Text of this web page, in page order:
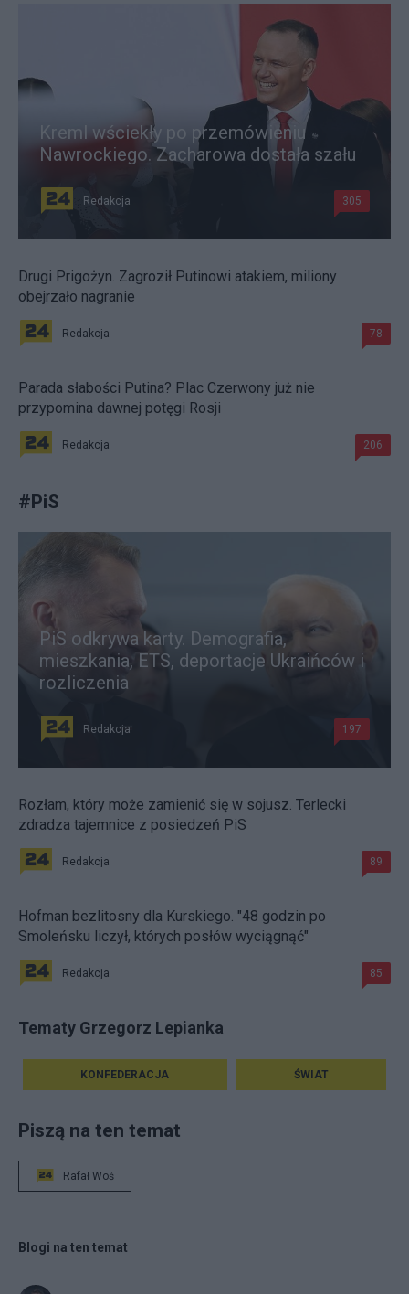
Kreml wściekły po przemówieniu
Nawrockiego. Zacharowa dostała szału
Redakcja 305
Drugi Prigożyn. Zagroził Putinowi atakiem, miliony
obejrzało nagranie
Redakcja 78
Parada słabości Putina? Plac Czerwony już nie
przypomina dawnej potęgi Rosji
Redakcja 206
#PiS
PiS odkrywa karty. Demografia,
mieszkania, ETS, deportacje Ukraińców i
rozliczenia
Redakcja 197
Rozłam, który może zamienić się w sojusz. Terlecki
zdradza tajemnice z posiedzeń PiS
Redakcja 89
Hofman bezlitosny dla Kurskiego. "48 godzin po
Smoleńsku liczył, których posłów wyciągnąć"
Redakcja 85
Tematy Grzegorz Lepianka
KONFEDERACJA ŚWIAT
Piszą na ten temat
Rafał Woś
Blogi na ten temat